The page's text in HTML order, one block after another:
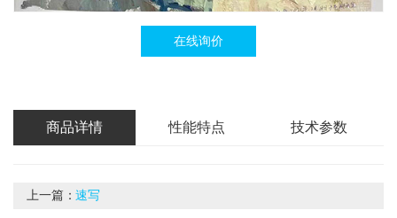
在线询价
商品详情 性能特点 技术参数
上一篇：速写